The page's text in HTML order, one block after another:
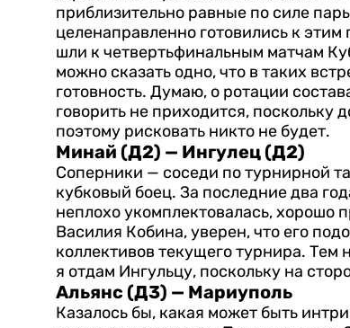
приблизительно равные по силе
целенаправленно готовились к
шли к четвертьфинальным матчам
можно сказать одно, что в таких
готовность. Думаю, о ротации
говорить не приходится, поскольку
поэтому рисковать никто не будет.
Минай (Д2) — Ингулец (Д2)
Соперники — соседи по турнирной
кубковый боец. За последние два
неплохо укомплектовалась, хорошо
Василия Кобина, уверен, что его
коллективов текущего турнира.
я отдам Ингульцу, поскольку на
Альянс (Д3) — Мариуполь
Казалось бы, какая может быть